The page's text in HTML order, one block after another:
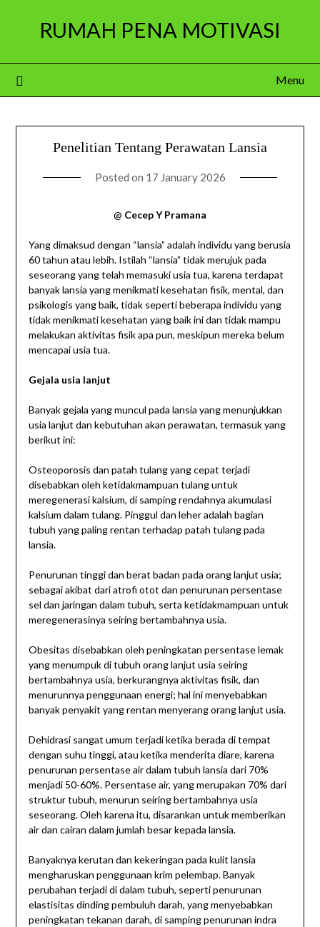
RUMAH PENA MOTIVASI
Menu
Penelitian Tentang Perawatan Lansia
Posted on 17 January 2026
@ Cecep Y Pramana
Yang dimaksud dengan “lansia” adalah individu yang berusia
60 tahun atau lebih. Istilah “lansia” tidak merujuk pada
seseorang yang telah memasuki usia tua, karena terdapat
banyak lansia yang menikmati kesehatan fisik, mental, dan
psikologis yang baik, tidak seperti beberapa individu yang
tidak menikmati kesehatan yang baik ini dan tidak mampu
melakukan aktivitas fisik apa pun, meskipun mereka belum
mencapai usia tua.
Gejala usia lanjut
Banyak gejala yang muncul pada lansia yang menunjukkan
usia lanjut dan kebutuhan akan perawatan, termasuk yang
berikut ini:
Osteoporosis dan patah tulang yang cepat terjadi
disebabkan oleh ketidakmampuan tulang untuk
meregenerasi kalsium, di samping rendahnya akumulasi
kalsium dalam tulang. Pinggul dan leher adalah bagian
tubuh yang paling rentan terhadap patah tulang pada
lansia.
Penurunan tinggi dan berat badan pada orang lanjut usia;
sebagai akibat dari atrofi otot dan penurunan persentase
sel dan jaringan dalam tubuh, serta ketidakmampuan untuk
meregenerasinya seiring bertambahnya usia.
Obesitas disebabkan oleh peningkatan persentase lemak
yang menumpuk di tubuh orang lanjut usia seiring
bertambahnya usia, berkurangnya aktivitas fisik, dan
menurunnya penggunaan energi; hal ini menyebabkan
banyak penyakit yang rentan menyerang orang lanjut usia.
Dehidrasi sangat umum terjadi ketika berada di tempat
dengan suhu tinggi, atau ketika menderita diare, karena
penurunan persentase air dalam tubuh lansia dari 70%
menjadi 50-60%. Persentase air, yang merupakan 70% dari
struktur tubuh, menurun seiring bertambahnya usia
seseorang. Oleh karena itu, disarankan untuk memberikan
air dan cairan dalam jumlah besar kepada lansia.
Banyaknya kerutan dan kekeringan pada kulit lansia
mengharuskan penggunaan krim pelembap. Banyak
perubahan terjadi di dalam tubuh, seperti penurunan
elastisitas dinding pembuluh darah, yang menyebabkan
peningkatan tekanan darah, di samping penurunan indra